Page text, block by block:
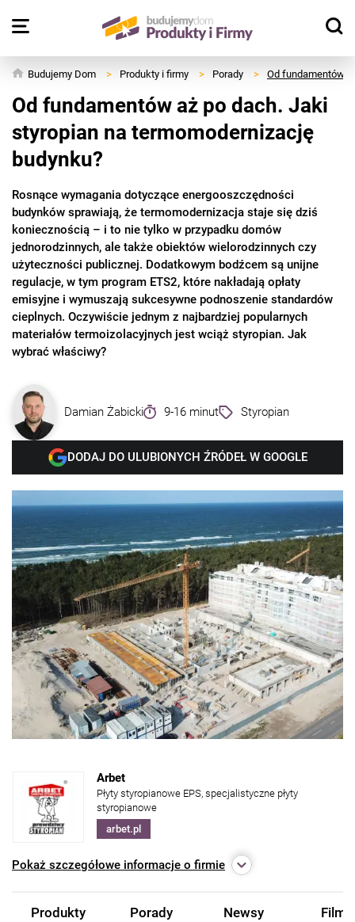
Budujemy Dom > Produkty i firmy > Porady > Od fundamentów
Od fundamentów aż po dach. Jaki
styropian na termomodernizację
budynku?
Rosnące wymagania dotyczące energooszczędności
budynków sprawiają, że termomodernizacja staje się dziś
koniecznością – i to nie tylko w przypadku domów
jednorodzinnych, ale także obiektów wielorodzinnych czy
użyteczności publicznej. Dodatkowym bodźcem są unijne
regulacje, w tym program ETS2, które nakładają opłaty
emisyjne i wymuszają sukcesywne podnoszenie standardów
cieplnych. Oczywiście jednym z najbardziej popularnych
materiałów termoizolacyjnych jest wciąż styropian. Jak
wybrać właściwy?
Damian Żabicki 9-16 minut Styropian
DODAJ DO ULUBIONYCH ŹRÓDEŁ W GOOGLE
Arbet
Płyty styropianowe EPS, specjalistyczne płyty
styropianowe
arbet.pl
Pokaż szczegółowe informacje o firmie
Produkty Porady Newsy Filmy